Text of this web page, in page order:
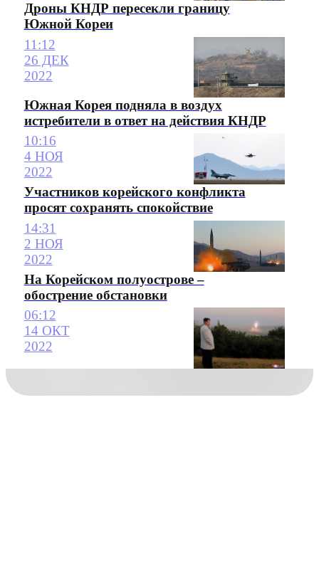
Дроны КНДР пересекли границу
Южной Кореи
11:12
26 ДЕК
2022
Южная Корея подняла в воздух
истребители в ответ на действия КНДР
10:16
4 НОЯ
2022
Участников корейского конфликта
просят сохранять спокойствие
14:31
2 НОЯ
2022
На Корейском полуострове –
обострение обстановки
06:12
14 ОКТ
2022